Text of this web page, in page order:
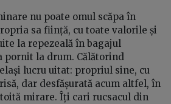
nu poate omul scăpa în
sa ființă, cu toate valorile și
la repezeală în bagajul
pornit la drum. Călătorind
lucru uitat: propriul sine, cu
dar desfășurată acum altfel, în
mirare. Îți cari rucsacul din